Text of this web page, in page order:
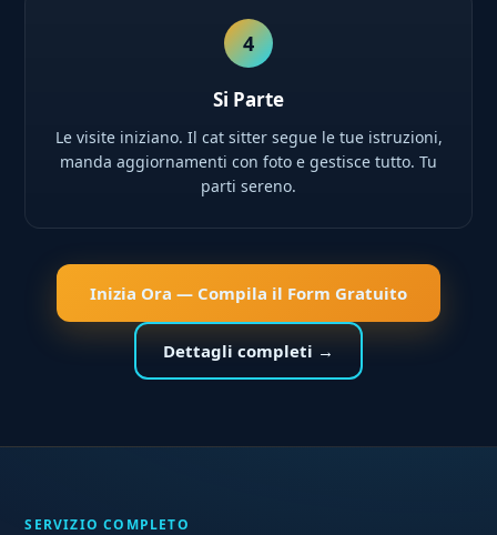
4
Si Parte
Le visite iniziano. Il cat sitter segue le tue istruzioni,
manda aggiornamenti con foto e gestisce tutto. Tu
parti sereno.
Inizia Ora — Compila il Form Gratuito
Dettagli completi →
SERVIZIO COMPLETO